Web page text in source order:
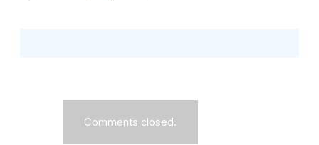
Comments closed.